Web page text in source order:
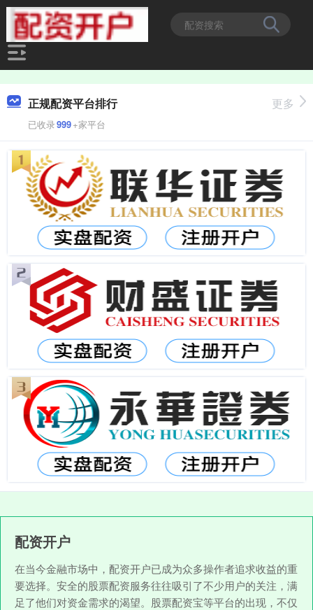
正规配资平台排行
已收录999+家平台
更多
配资开户
在当今金融市场中，配资开户已成为众多操作者追求收益的重
要选择。安全的股票配资服务往往吸引了不少用户的关注，满
足了他们对资金需求的渴望。股票配资宝等平台的出现，不仅